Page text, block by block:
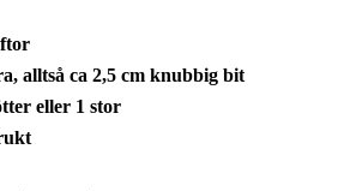
alltså ca 2,5 cm knubbig bit
eller 1 stor